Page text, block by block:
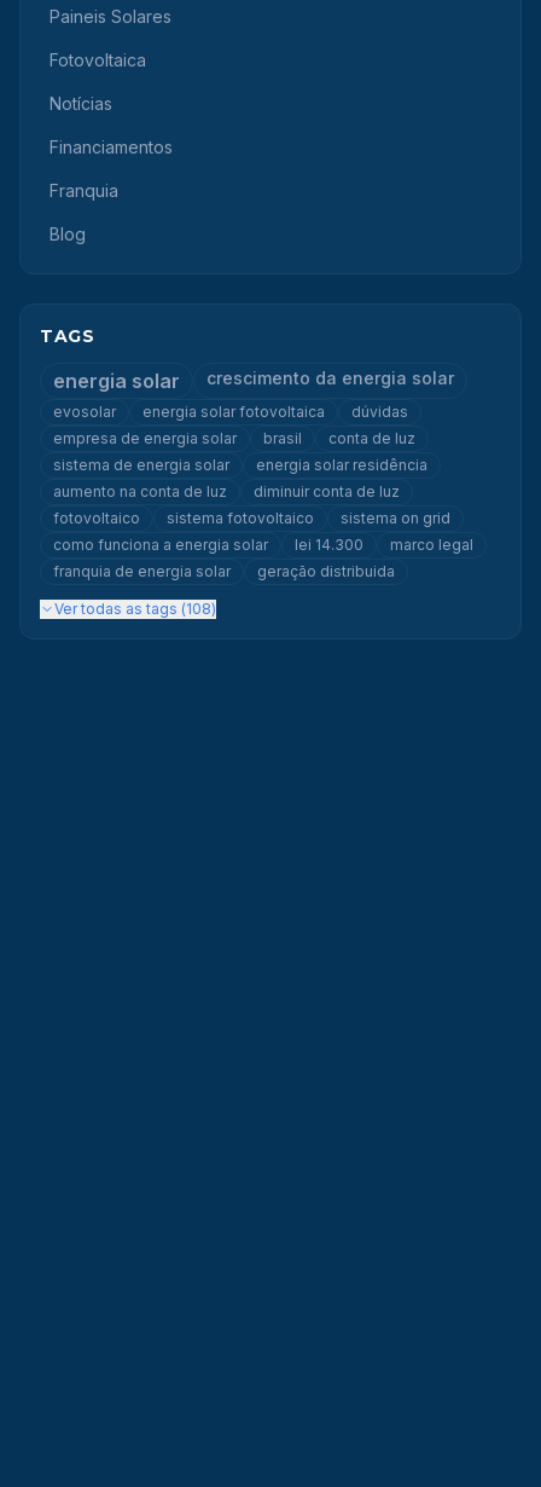
Paineis Solares
Fotovoltaica
Notícias
Financiamentos
Franquia
Blog
TAGS
energia solar crescimento da energia solar
evosolar energia solar fotovoltaica
dúvidas
empresa de energia solar
brasil
conta de luz
sistema de energia solar
energia solar residência
aumento na conta de luz
diminuir conta de luz
fotovoltaico
sistema fotovoltaico
sistema on grid
como funciona a energia solar
lei 14.300
marco legal
franquia de energia solar
geração distribuida
Ver todas as tags (108)